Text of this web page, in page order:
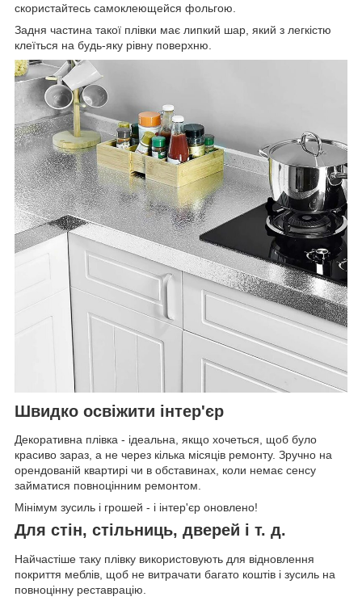
скористайтесь самоклеющейся фольгою.
Задня частина такої плівки має липкий шар, який з легкістю
клеїться на будь-яку рівну поверхню.
Швидко освіжити інтер'єр
Декоративна плівка - ідеальна, якщо хочеться, щоб було
красиво зараз, а не через кілька місяців ремонту. Зручно на
орендованій квартирі чи в обставинах, коли немає сенсу
займатися повноцінним ремонтом.
Мінімум зусиль і грошей - і інтер'єр оновлено!
Для стін, стільниць, дверей і т. д.
Найчастіше таку плівку використовують для відновлення
покриття меблів, щоб не витрачати багато коштів і зусиль на
повноцінну реставрацію.